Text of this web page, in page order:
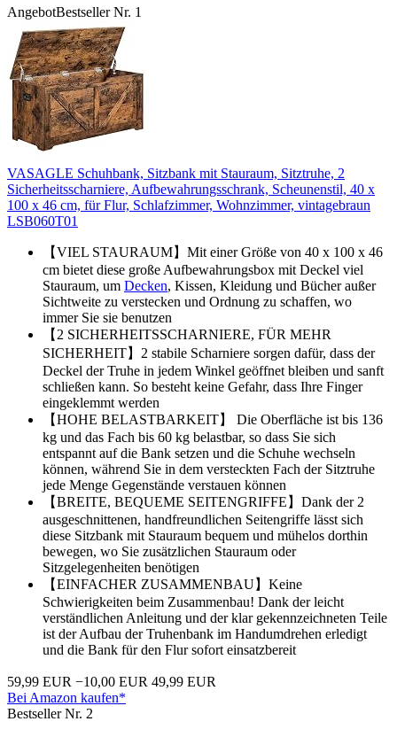
AngebotBestseller Nr. 1
VASAGLE Schuhbank, Sitzbank mit Stauraum, Sitztruhe, 2
Sicherheitsscharniere, Aufbewahrungsschrank, Scheunenstil, 40 x
100 x 46 cm, für Flur, Schlafzimmer, Wohnzimmer, vintagebraun
LSB060T01
【VIEL STAURAUM】Mit einer Größe von 40 x 100 x 46
cm bietet diese große Aufbewahrungsbox mit Deckel viel
Stauraum, um Decken, Kissen, Kleidung und Bücher außer
Sichtweite zu verstecken und Ordnung zu schaffen, wo
immer Sie sie benutzen
【2 SICHERHEITSSCHARNIERE, FÜR MEHR
SICHERHEIT】2 stabile Scharniere sorgen dafür, dass der
Deckel der Truhe in jedem Winkel geöffnet bleiben und sanft
schließen kann. So besteht keine Gefahr, dass Ihre Finger
eingeklemmt werden
【HOHE BELASTBARKEIT】 Die Oberfläche ist bis 136
kg und das Fach bis 60 kg belastbar, so dass Sie sich
entspannt auf die Bank setzen und die Schuhe wechseln
können, während Sie in dem versteckten Fach der Sitztruhe
jede Menge Gegenstände verstauen können
【BREITE, BEQUEME SEITENGRIFFE】Dank der 2
ausgeschnittenen, handfreundlichen Seitengriffe lässt sich
diese Sitzbank mit Stauraum bequem und mühelos dorthin
bewegen, wo Sie zusätzlichen Stauraum oder
Sitzgelegenheiten benötigen
【EINFACHER ZUSAMMENBAU】Keine
Schwierigkeiten beim Zusammenbau! Dank der leicht
verständlichen Anleitung und der klar gekennzeichneten Teile
ist der Aufbau der Truhenbank im Handumdrehen erledigt
und die Bank für den Flur sofort einsatzbereit
59,99 EUR −10,00 EUR 49,99 EUR
Bei Amazon kaufen*
Bestseller Nr. 2